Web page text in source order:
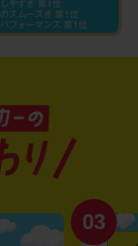
03